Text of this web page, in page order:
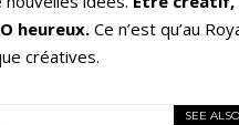
heureux.Ce n’est qu’au
créatives.
SEE ALSO